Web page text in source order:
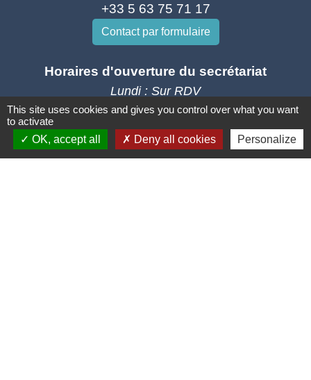
+33 5 63 75 71 17
Contact par formulaire
Horaires d'ouverture du secrétariat
Lundi : Sur RDV
Mardi : 10h - 12h et sur RDV
Jeudi : 10h - 12h et 16h30 - 18h30
Vendredi : 10h - 12h et sur RDV
This site uses cookies and gives you control over what you want
to activate
OK, accept all
Deny all cookies Personalize